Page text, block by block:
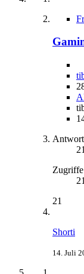
21
Zugriffe
21
Shorti
14. Juli